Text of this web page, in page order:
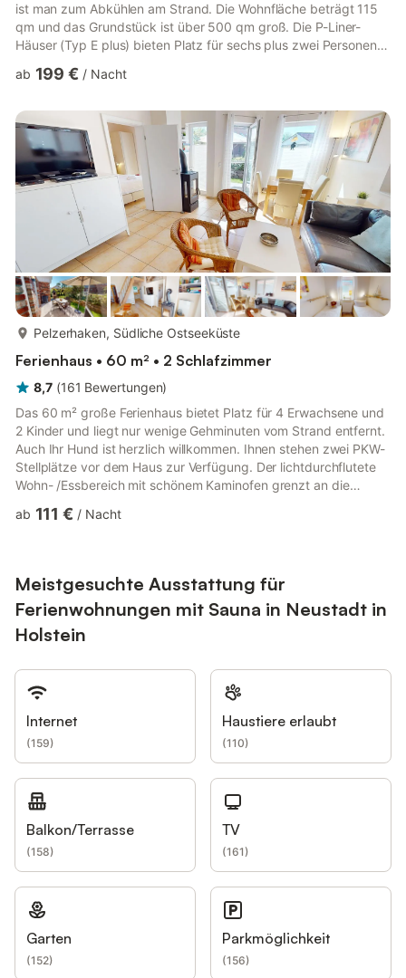
ist man zum Abkühlen am Strand. Die Wohnfläche beträgt 115
qm und das Grundstück ist über 500 qm groß. Die P-Liner-
Häuser (Typ E plus) bieten Platz für sechs plus zwei Personen.
verfügt dieser Haustyp über einen großen Alkoven, in dem zwei
mit großem Essbereich und einer eigenen kleinen Terrasse
bietet Platz für die gesamte Familie. Im separaten Wohnbereich
stehe...
ab 199 € / Nacht
Pelzerhaken, Südliche Ostseeküste
Ferienhaus • 60 m² • 2 Schlafzimmer
8,7 (161 Bewertungen)
Das 60 m² große Ferienhaus bietet Platz für 4 Erwachsene und
2 Kinder und liegt nur wenige Gehminuten vom Strand entfernt.
Auch Ihr Hund ist herzlich willkommen. Ihnen stehen zwei PKW-
Stellplätze vor dem Haus zur Verfügung. Der lichtdurchflutete
Wohn- /Essbereich mit schönem Kaminofen grenzt an die
insgesamt drei Schlafzimmer verfügt über ein Doppelbett, das
Schlafboden. Im hellen Duschbad befindet sich eine Sauna.
Besonders vi...
ab 111 € / Nacht
Meistgesuchte Ausstattung für
Ferienwohnungen mit Sauna in Neustadt in
Holstein
Internet
(159)
Haustiere erlaubt
(110)
Balkon/Terrasse
(158)
TV
(161)
Garten
(152)
Parkmöglichkeit
(156)